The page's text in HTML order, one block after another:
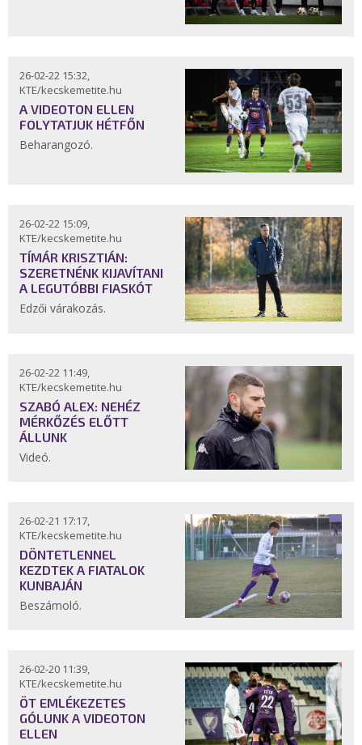
26-02-22 15:32,
KTE/kecskemetite.hu
A VIDEOTON ELLEN
FOLYTATJUK HÉTFŐN
Beharangozó.
26-02-22 15:09,
KTE/kecskemetite.hu
TÍMÁR KRISZTIÁN:
SZERETNÉNK KIJAVÍTANI
A LEGUTÓBBI FIASKÓT
Edzői várakozás.
26-02-22 11:49,
KTE/kecskemetite.hu
SZABÓ ALEX: NEHÉZ
MÉRKŐZÉS ELŐTT
ÁLLUNK
Videó.
26-02-21 17:17,
KTE/kecskemetite.hu
DÖNTETLENNEL
KEZDTEK A FIATALOK
KUNBAJÁN
Beszámoló.
26-02-20 11:39,
KTE/kecskemetite.hu
ÖT EMLÉKEZETES
GÓLUNK A VIDEOTON
ELLEN